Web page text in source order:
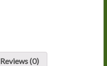
Reviews (0)